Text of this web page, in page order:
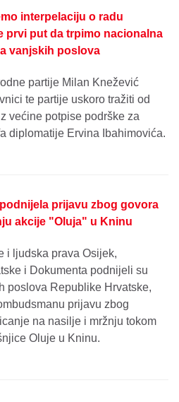
interpelaciju o radu
prvi put da trpimo nacionalna
vanjskih poslova
partije Milan Knežević
te partije uskoro tražiti od
većine potpise podrške za
diplomatije Ervina Ibahimovića.
prijavu zbog govora
akcije "Oluja" u Kninu
i ljudska prava Osijek,
i Dokumenta podnijeli su
poslova Republike Hrvatske,
prijavu zbog
na nasilje i mržnju tokom
Oluje u Kninu.